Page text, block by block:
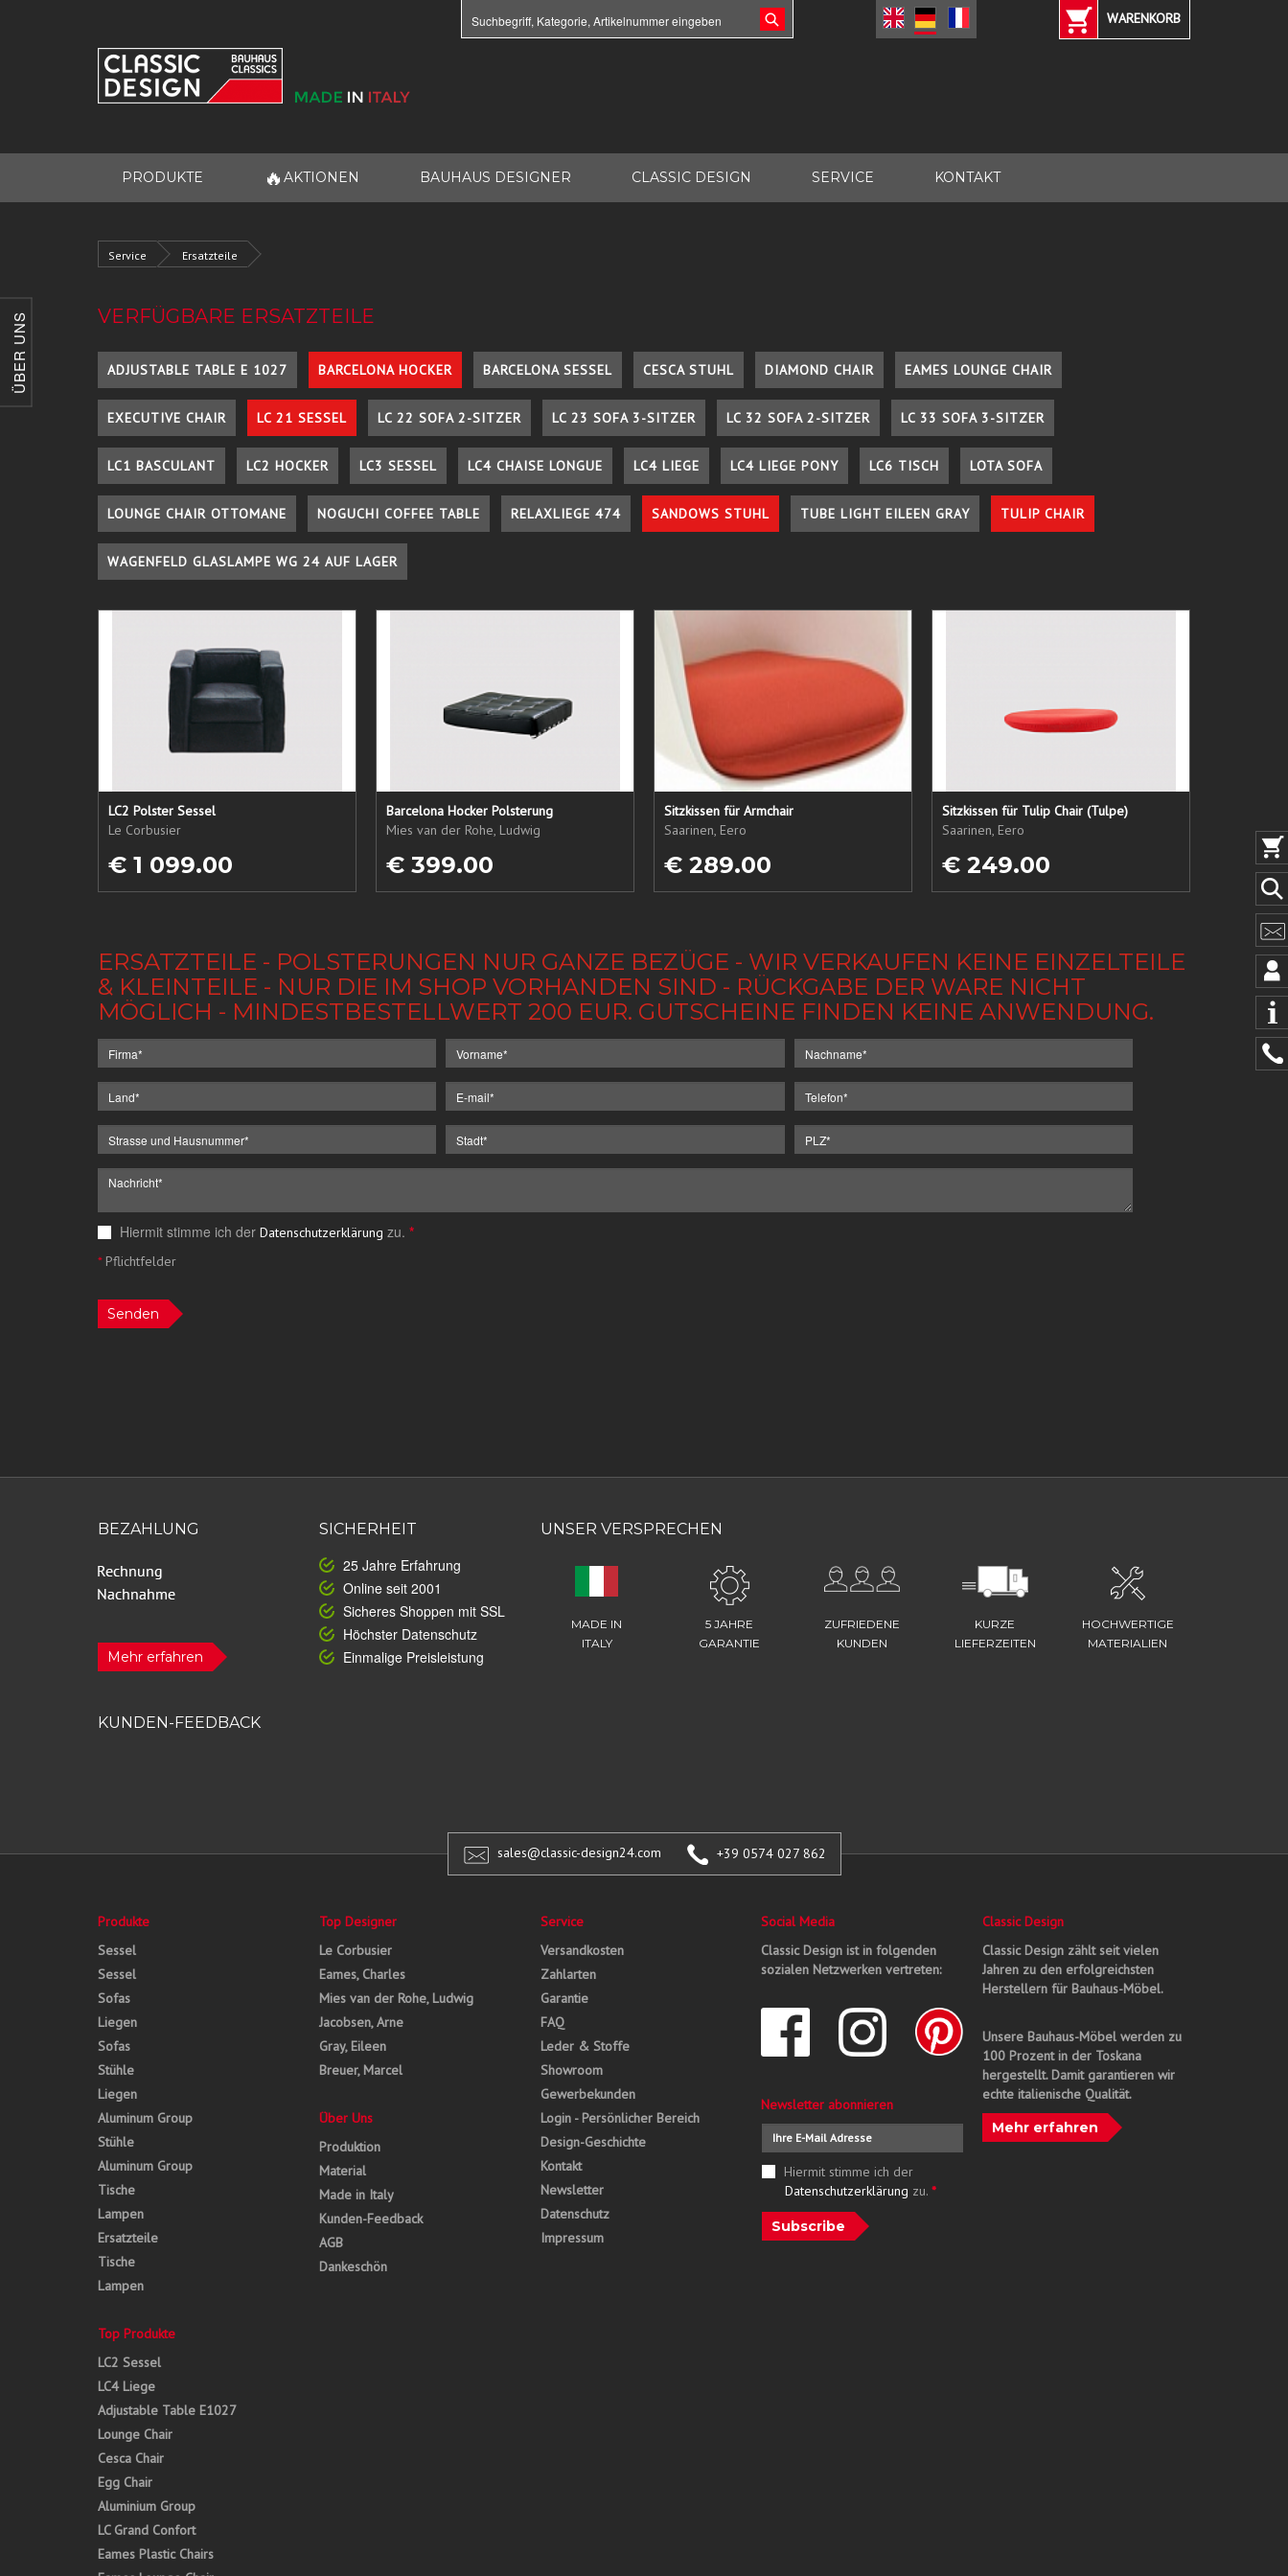
ÜBER UNS
WARENKORB
PRODUKTE 🔥 AKTIONEN BAUHAUS DESIGNER CLASSIC DESIGN SERVICE KONTAKT
Service Ersatzteile
VERFÜGBARE ERSATZTEILE
ADJUSTABLE TABLE E 1027 BARCELONA HOCKER BARCELONA SESSEL CESCA STUHL DIAMOND CHAIR EAMES LOUNGE CHAIR
EXECUTIVE CHAIR LC 21 SESSEL LC 22 SOFA 2-SITZER LC 23 SOFA 3-SITZER LC 32 SOFA 2-SITZER LC 33 SOFA 3-SITZER
LC1 BASCULANT LC2 HOCKER LC3 SESSEL LC4 CHAISE LONGUE LC4 LIEGE LC4 LIEGE PONY LC6 TISCH LOTA SOFA
LOUNGE CHAIR OTTOMANE NOGUCHI COFFEE TABLE RELAXLIEGE 474 SANDOWS STUHL TUBE LIGHT EILEEN GRAY TULIP CHAIR
WAGENFELD GLASLAMPE WG 24 AUF LAGER
LC2 Polster Sessel
Le Corbusier
€ 1 099.00
Barcelona Hocker Polsterung
Mies van der Rohe, Ludwig
€ 399.00
Sitzkissen für Armchair
Saarinen, Eero
€ 289.00
Sitzkissen für Tulip Chair (Tulpe)
Saarinen, Eero
€ 249.00
ERSATZTEILE - POLSTERUNGEN NUR GANZE BEZÜGE - WIR VERKAUFEN KEINE EINZELTEILE
& KLEINTEILE - NUR DIE IM SHOP VORHANDEN SIND - RÜCKGABE DER WARE NICHT
MÖGLICH - MINDESTBESTELLWERT 200 EUR. GUTSCHEINE FINDEN KEINE ANWENDUNG.
Hiermit stimme ich der Datenschutzerklärung zu. *
*Pflichtfelder
Senden
BEZAHLUNG
Mehr erfahren
SICHERHEIT
25 Jahre Erfahrung
Online seit 2001
Sicheres Shoppen mit SSL
Höchster Datenschutz
Einmalige Preisleistung
UNSER VERSPRECHEN
MADE IN
ITALY
5 JAHRE
GARANTIE
ZUFRIEDENE
KUNDEN
KURZE
LIEFERZEITEN
HOCHWERTIGE
MATERIALIEN
KUNDEN-FEEDBACK
sales@classic-design24.com +39 0574 027 862
Produkte
Sessel
Sessel
Sofas
Liegen
Sofas
Stühle
Liegen
Aluminum Group
Stühle
Aluminum Group
Tische
Lampen
Ersatzteile
Tische
Lampen
Top Produkte
LC2 Sessel
LC4 Liege
Adjustable Table E1027
Lounge Chair
Cesca Chair
Egg Chair
Aluminium Group
LC Grand Confort
Eames Plastic Chairs
Top Designer
Le Corbusier
Eames, Charles
Mies van der Rohe, Ludwig
Jacobsen, Arne
Gray, Eileen
Breuer, Marcel
Über Uns
Produktion
Material
Made in Italy
Kunden-Feedback
AGB
Dankeschön
Service
Versandkosten
Zahlarten
Garantie
FAQ
Leder & Stoffe
Showroom
Gewerbekunden
Login - Persönlicher Bereich
Design-Geschichte
Kontakt
Newsletter
Datenschutz
Impressum
Social Media
Classic Design ist in folgenden
sozialen Netzwerken vertreten:
Newsletter abonnieren
Hiermit stimme ich der
Datenschutzerklärung zu. *
Subscribe
Classic Design
Classic Design zählt seit vielen
Jahren zu den erfolgreichsten
Herstellern für Bauhaus-Möbel.
Unsere Bauhaus-Möbel werden zu
100 Prozent in der Toskana
hergestellt. Damit garantieren wir
echte italienische Qualität.
Mehr erfahren